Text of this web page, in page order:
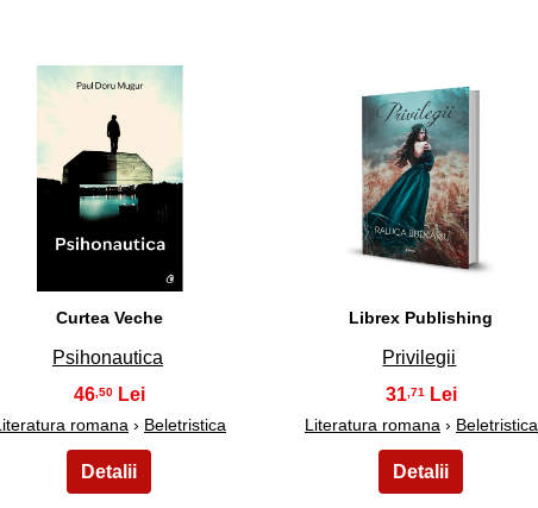
37
Curtea Veche
Psihonautica
46,50
romana › Beletristica
38
Librex Publishing
Privilegii
31 ,71
Literatura romana › Beletristica